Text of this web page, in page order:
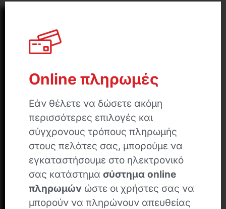
Online πληρωμές
Εάν θέλετε να δώσετε ακόμη
περισσότερες επιλογές και
σύγχρονους τρόπους πληρωμής
στους πελάτες σας, μπορούμε να
εγκαταστήσουμε στο ηλεκτρονικό
σας κατάστημασύστημα online
πληρωμών ώστε οι χρήστες σας να
μπορούν να πληρώνουν απευθείας